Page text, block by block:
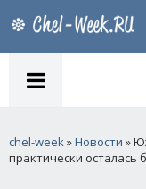
chel-week»Новости »
практически осталась